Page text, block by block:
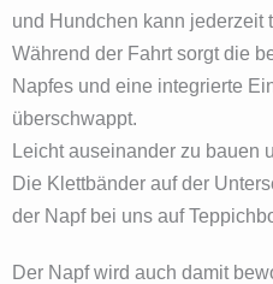
und Hundchen kann jederzeit
Während der Fahrt sorgt die
Napfes und eine integrierte
überschwappt.
Leicht auseinander zu bauen
Die Klettbänder auf der
der Napf bei uns auf
Der Napf wird auch damit